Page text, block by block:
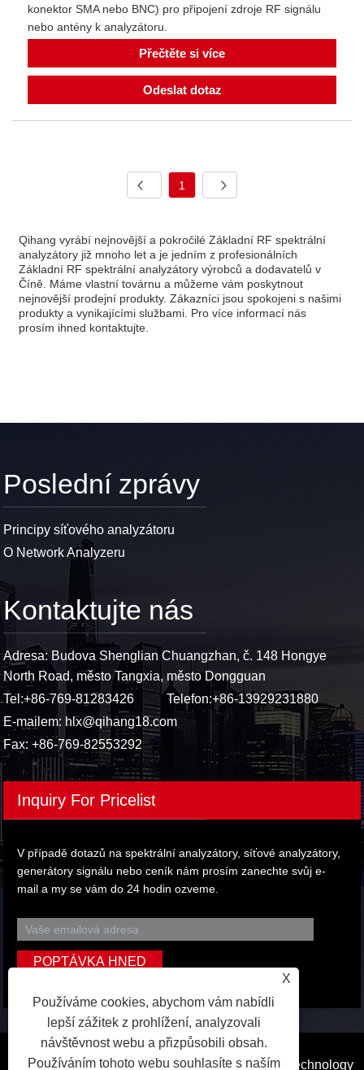
konektor SMA nebo BNC) pro připojení zdroje RF signálu
nebo antény k analyzátoru.
Přečtěte si více
Odeslat dotaz
1
Qihang vyrábí nejnovější a pokročilé Základní RF spektrální
analyzátory již mnoho let a je jedním z profesionálních
Základní RF spektrální analyzátory výrobců a dodavatelů v
Číně. Máme vlastní továrnu a můžeme vám poskytnout
nejnovější prodejní produkty. Zákazníci jsou spokojeni s našimi
produkty a vynikajícími službami. Pro více informací nás
prosím ihned kontaktujte.
Poslední zprávy
Principy síťového analyzátoru
O Network Analyzeru
Kontaktujte nás
Adresa: Budova Shenglian Chuangzhan, č. 148 Hongye
North Road, město Tangxia, město Dongguan
Tel:+86-769-81283426 Telefon:+86-13929231880
E-mailem:hlx@qihang18.com
Fax: +86-769-82553292
Inquiry For Pricelist
V případě dotazů na spektrální analyzátory, síťové analyzátory,
generátory signálu nebo ceník nám prosím zanechte svůj e-
mail a my se vám do 24 hodin ozveme.
Copyright © 2023 Dongguan Qihang Electronic Technology
X
Používáme cookies, abychom vám nabídli
lepší zážitek z prohlížení, analyzovali
návštěvnost webu a přizpůsobili obsah.
Používáním tohoto webu souhlasíte s naším